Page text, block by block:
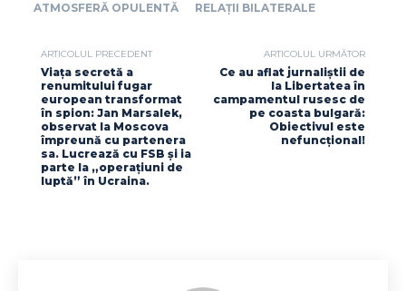
ATMOSFERĂ OPULENTĂ
RELAȚII BILATERALE
ARTICOLUL PRECEDENT
Viața secretă a
renumitului fugar
european transformat
în spion: Jan Marsalek,
observat la Moscova
împreună cu partenera
sa. Lucrează cu FSB și ia
parte la „operațiuni de
luptă” în Ucraina.
ARTICOLUL URMĂTOR
Ce au aflat jurnaliștii de
la Libertatea în
campamentul rusesc de
pe coasta bulgară:
Obiectivul este
nefuncțional!